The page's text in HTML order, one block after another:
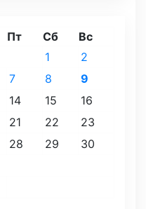
Пт Сб Вс
1
2
7 8
9
14 15
16
21 22
23
28 29
30